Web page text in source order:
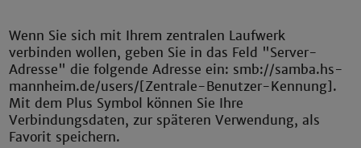
Wenn Sie sich mit Ihrem zentralen Laufwerk
verbinden wollen, geben Sie in das Feld "Server-
Adresse" die folgende Adresse ein: smb://samba.hs-
mannheim.de/users/[Zentrale-Benutzer-Kennung].
Mit dem Plus Symbol können Sie Ihre
Verbindungsdaten, zur späteren Verwendung, als
Favorit speichern.